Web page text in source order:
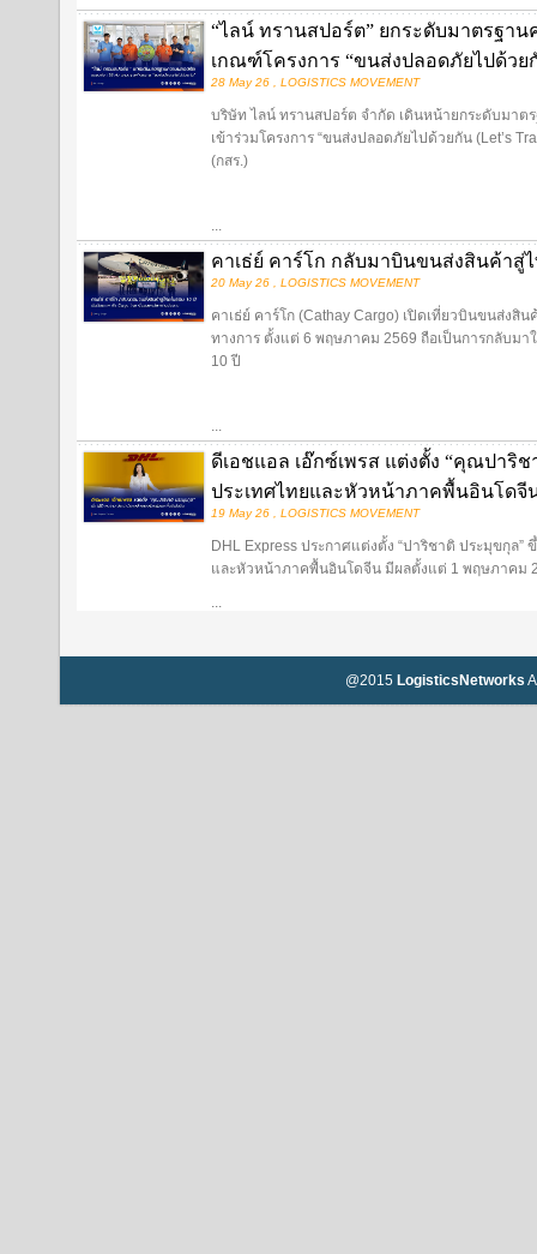
“ไลน์ ทรานสปอร์ต” ยกระดับมาตรฐา
เกณฑ์โครงการ “ขนส่งปลอดภัยไปด้วย
28 May 26 , LOGISTICS MOVEMENT
บริษัท ไลน์ ทรานสปอร์ต จำกัด เดินหน้ายกระดับมา
เข้าร่วมโครงการ “ขนส่งปลอดภัยไปด้วยกัน (Let’s
(กสร.)
...
คาเธ่ย์ คาร์โก กลับมาบินขนส่งสินค้าสู่
20 May 26 , LOGISTICS MOVEMENT
คาเธ่ย์ คาร์โก (Cathay Cargo) เปิดเที่ยวบินขนส่งสิ
ทางการ ตั้งแต่ 6 พฤษภาคม 2569 ถือเป็นการกลับม
10 ปี
...
ดีเอชแอล เอ๊กซ์เพรส แต่งตั้ง “คุณปาริ
ประเทศไทยและหัวหน้าภาคพื้นอินโดจี
19 May 26 , LOGISTICS MOVEMENT
DHL Express ประกาศแต่งตั้ง “ปาริชาติ ประมุขกุล
และหัวหน้าภาคพื้นอินโดจีน มีผลตั้งแต่ 1 พฤษภาคม
...
@2015 LogisticsNetworks